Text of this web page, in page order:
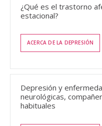
¿Qué es el trastorno
estacional?
ACERCA DE LA DEPRESIÓN
Depresión y
neurológicas,
habituales